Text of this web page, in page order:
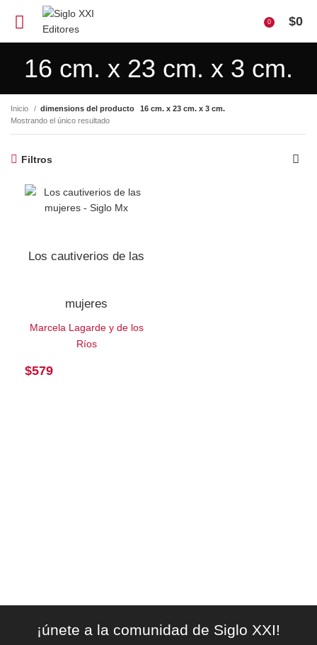
0 $0
16 cm. x 23 cm. x 3 cm.
Inicio dimensions del producto
16 cm. x 23 cm. x 3 cm.
Mostrando el único resultado
Filtros
Los cautiverios de las
mujeres
Marcela Lagarde y de los
Ríos
$579
¡únete a la comunidad de Siglo XXI!